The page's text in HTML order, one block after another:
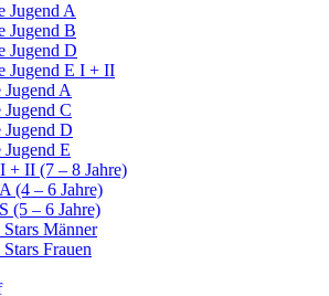
Jugend A
Jugend B
Jugend D
Jugend E I + II
A
C
D
E
+ II (7 – 8 Jahre)
(4 – 6 Jahre)
(5 – 6 Jahre)
Männer
Frauen